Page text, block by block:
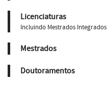
Licenciaturas
Incluindo Mestrados Integrados
Mestrados
Doutoramentos